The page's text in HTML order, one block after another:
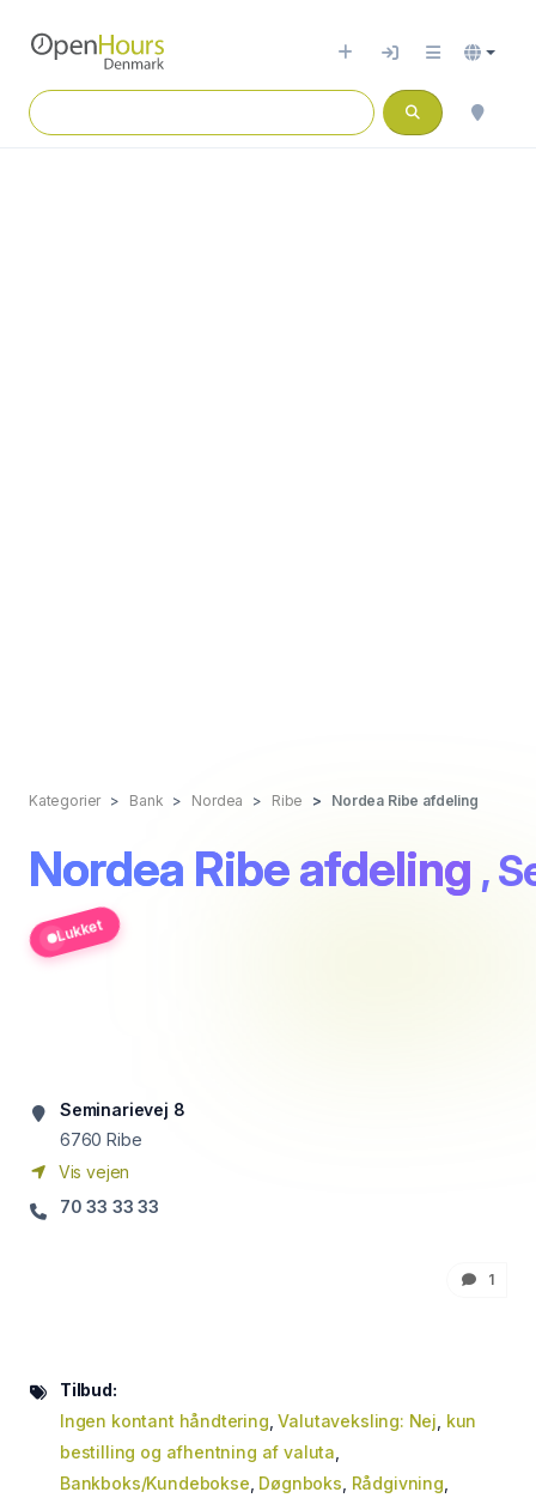
Kategorier Bank Nordea Ribe Nordea Ribe afdeling
Nordea Ribe afdeling ,
Lukket
Seminarievej 8
6760 Ribe
Vis vejen
70 33 33 33
1
Tilbud:
Ingen kontant håndtering ,Valutaveksling: Nej kun
bestilling og afhentning af valuta
Bankboks/Kundebokse Døgnboks Rådgivning